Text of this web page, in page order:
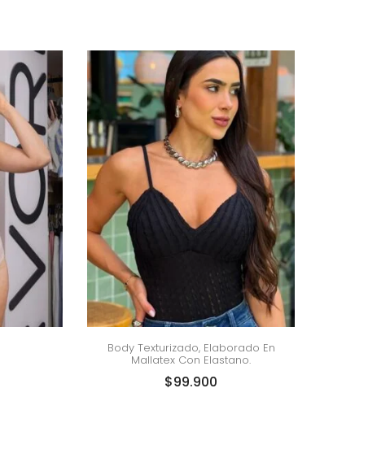
Body Texturizado, Elaborado En
Mallatex Con Elastano.
$99.900